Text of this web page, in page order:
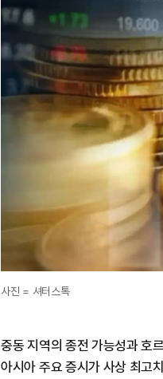
사진 = 셔터스톡
중동 지역의 종전 가능성과 호
아시아 주요 증시가 사상 최고